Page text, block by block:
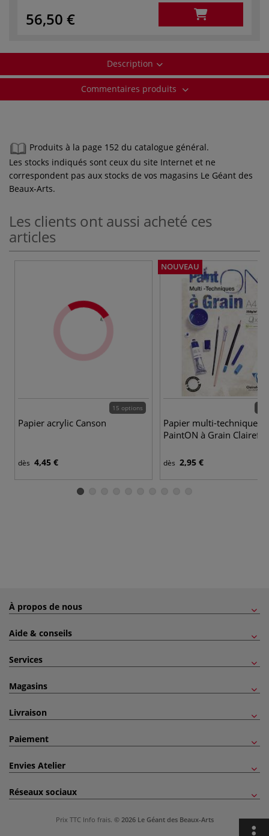
56,50 €
Description
Commentaires produits
Produits à la page 152 du catalogue général.
Les stocks indiqués sont ceux du site Internet et ne
correspondent pas aux stocks de vos magasins Le Géant des
Beaux-Arts.
Les clients ont aussi acheté ces
articles
15 options
Papier acrylic Canson
dès 4,45 €
NOUVEAU
Papier multi-techniques
PaintON à Grain
dès 2,95 €
À propos de nous
Aide & conseils
Services
Magasins
Livraison
Paiement
Envies Atelier
Réseaux sociaux
Prix TTC Info frais. © 2026 Le Géant des Beaux-Arts